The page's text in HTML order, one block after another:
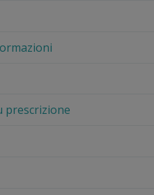
prescrizione